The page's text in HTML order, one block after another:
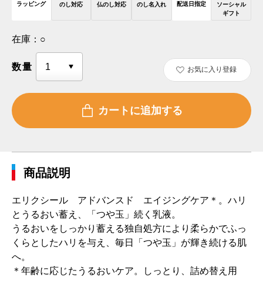
ラッピング のし対応 仏のし対応 のし名入れ 配送日指定
ソーシャル
ギフト
在庫： ○
数量 お気に入り登録
商品説明
エリクシール アドバンスド エイジングケア＊。ハリ
とうるおい蓄え、「つや玉」続く乳液。
うるおいをしっかり蓄える独自処方により柔らかでふっ
くらとしたハリを与え、毎日「つや玉」が輝き続ける肌
へ。
＊年齢に応じたうるおいケア。しっとり、詰め替え用